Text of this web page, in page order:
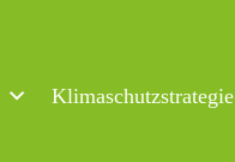
Klimaschutzstrategie